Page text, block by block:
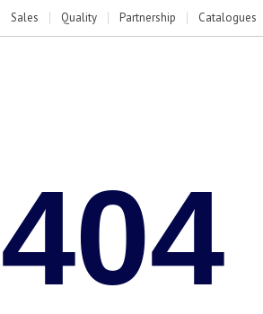
Sales Quality Partnership Catalogues
404